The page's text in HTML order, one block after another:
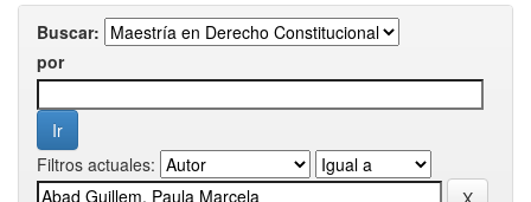
Buscar:
por
Filtros actuales: